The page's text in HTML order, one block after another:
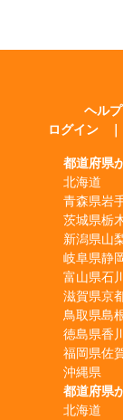
ヘルプ
ログイン
｜
都道府県
北海道
青森県岩
茨城県栃
新潟県山
岐阜県静
富山県石
滋賀県京
鳥取県島
徳島県香
福岡県佐
沖縄県
都道府県
北海道